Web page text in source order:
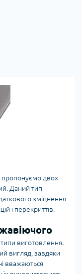
пропонуємо двох
Даний тип
зміцнення
і перекриттів.
виготовлення.
вигляд, завдяки
вважаються